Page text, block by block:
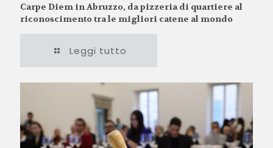
Carpe Diem in Abruzzo, da pizzeria di quartiere al
riconoscimento tra le migliori catene al mondo
Leggi tutto